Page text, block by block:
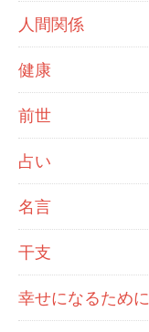
人間関係
健康
前世
占い
名言
干支
幸せになるために